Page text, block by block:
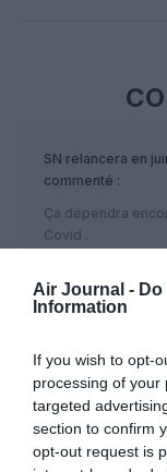
Air Journal -
Information
If you wish to opt-
processing of your
targeted
section to confirm
opt-out request is
SN relancera en
commenté :
Ça dépendra
Covid .